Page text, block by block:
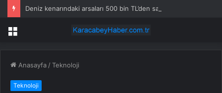
Deniz kenarındaki arsaları 500 bin TL’den satışa çıkardılar
Menü
Anasayfa /Teknoloji
Teknoloji